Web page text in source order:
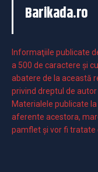
Barikada.ro
Informaţiile publicate
a 500 de caractere şi
abatere de la această
privind dreptul de
Materialele publicate
aferente acestora,
pamflet și vor fi tratate